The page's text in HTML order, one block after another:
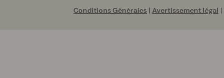
Conditions Générales | Avertissement légal |